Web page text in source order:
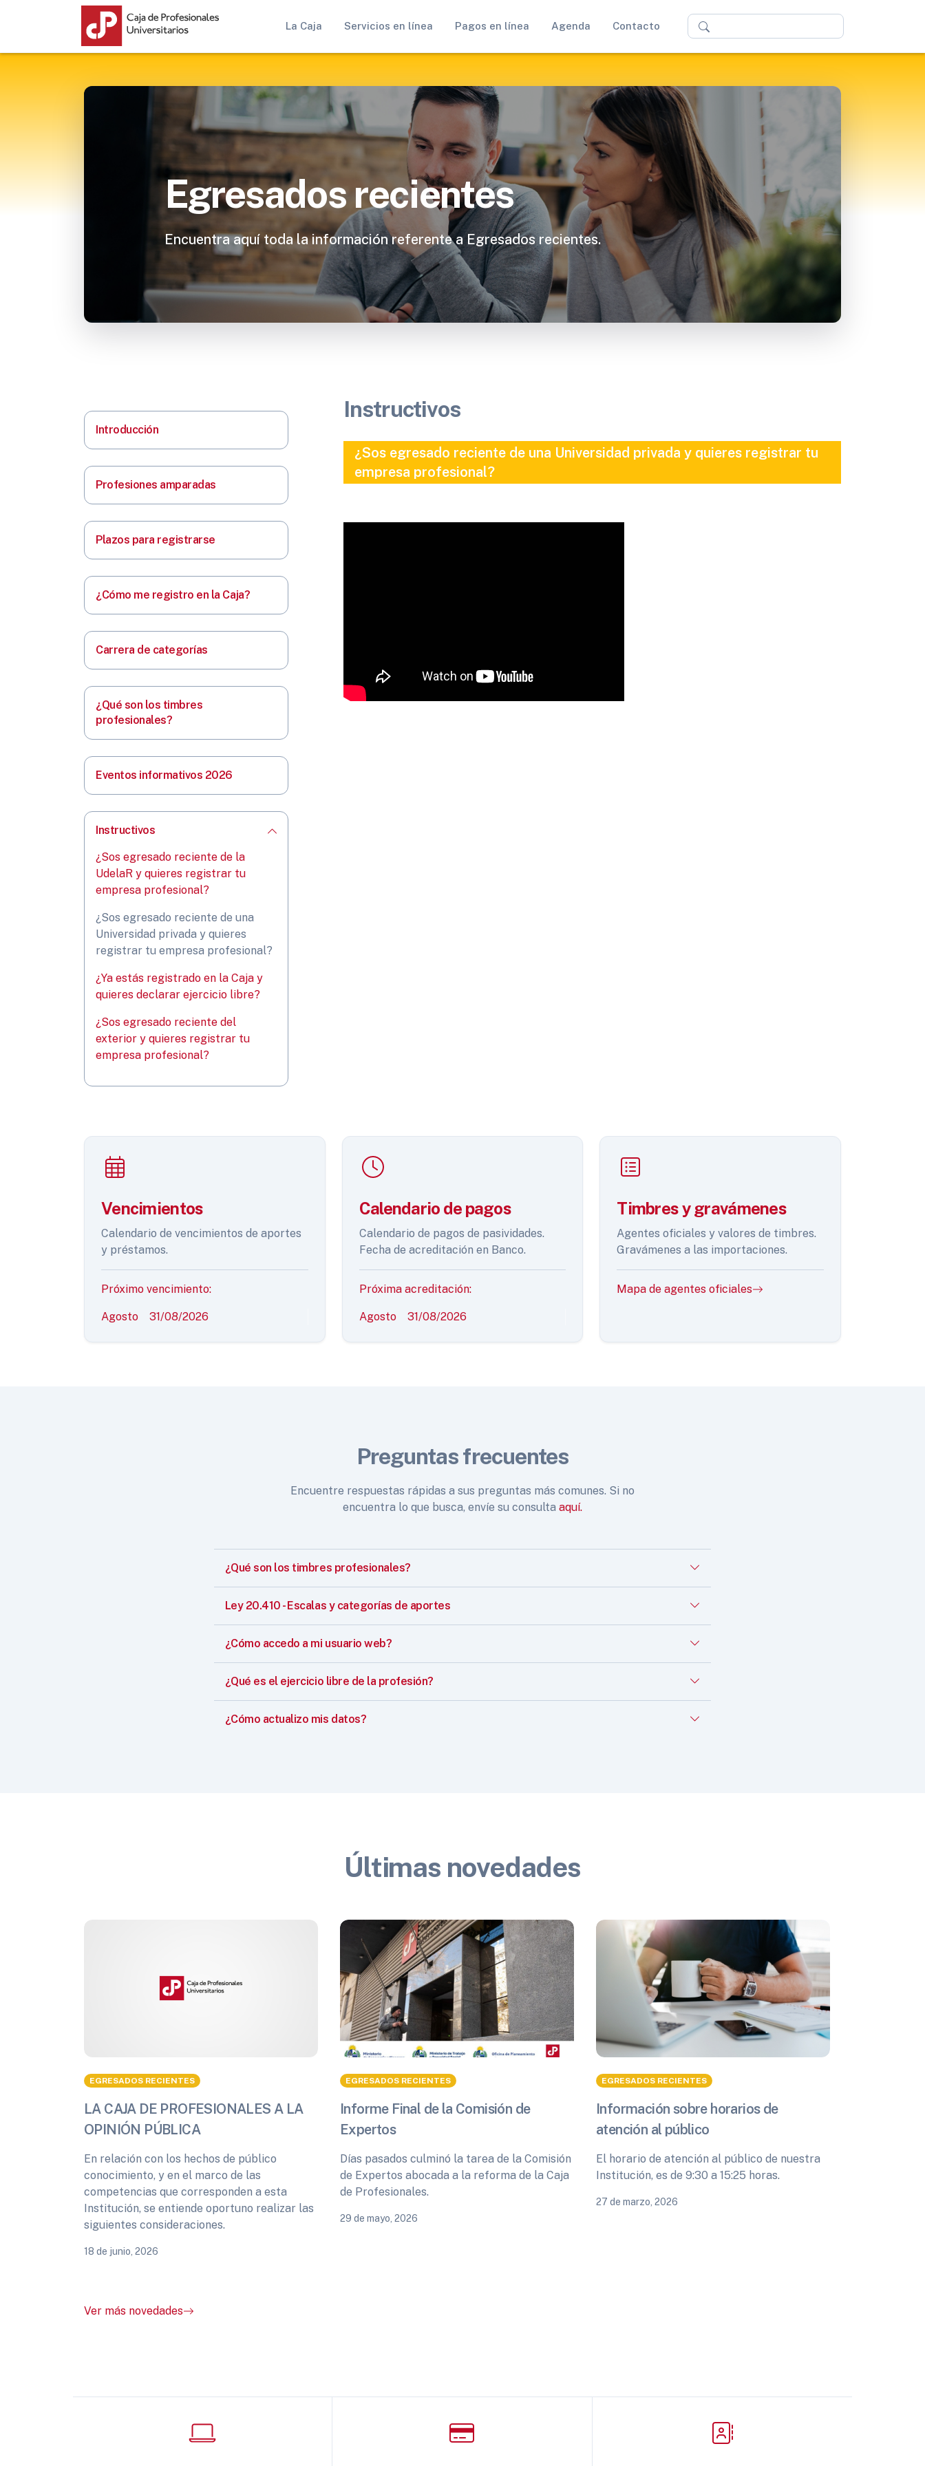
La Caja Servicios en línea Pagos en línea Agenda Contacto
Buscar
Egresados recientes
Encuentra aquí toda la información referente a Egresados recientes.
Introducción
Profesiones amparadas
Plazos para registrarse
¿Cómo me registro en la Caja?
Carrera de categorías
¿Qué son los timbres
profesionales?
Eventos informativos 2026
Instructivos
¿Sos egresado reciente de la
UdelaR y quieres registrar tu
empresa profesional?
¿Sos egresado reciente de una
Universidad privada y quieres
registrar tu empresa profesional?
¿Ya estás registrado en la Caja y
quieres declarar ejercicio libre?
¿Sos egresado reciente del
exterior y quieres registrar tu
empresa profesional?
Instructivos
¿Sos egresado reciente de una Universidad privada y quieres registrar tu
empresa profesional?
Vencimientos
Calendario de vencimientos de aportes
y préstamos.
Próximo vencimiento:
Agosto 31/08/2026
Calendario de pagos
Calendario de pagos de pasividades.
Fecha de acreditación en Banco.
Próxima acreditación:
Agosto 31/08/2026
Timbres y gravámenes
Agentes oficiales y valores de timbres.
Gravámenes a las importaciones.
Mapa de agentes oficiales
Preguntas frecuentes
Encuentre respuestas rápidas a sus preguntas más comunes. Si no
encuentra lo que busca, envíe su consulta aquí.
¿Qué son los timbres profesionales?
Ley 20.410 - Escalas y categorías de aportes
¿Cómo accedo a mi usuario web?
¿Qué es el ejercicio libre de la profesión?
¿Cómo actualizo mis datos?
Últimas novedades
EGRESADOS RECIENTES
LA CAJA DE PROFESIONALES A LA
OPINIÓN PÚBLICA
En relación con los hechos de público
conocimiento, y en el marco de las
competencias que corresponden a esta
Institución, se entiende oportuno realizar las
siguientes consideraciones.
18 de junio, 2026
EGRESADOS RECIENTES
Informe Final de la Comisión de
Expertos
Días pasados culminó la tarea de la Comisión
de Expertos abocada a la reforma de la Caja
de Profesionales.
29 de mayo, 2026
EGRESADOS RECIENTES
Información sobre horarios de
atención al público
El horario de atención al público de nuestra
Institución, es de 9:30 a 15:25 horas.
27 de marzo, 2026
Ver más novedades